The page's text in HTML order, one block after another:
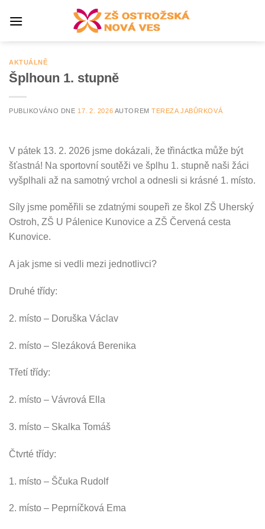
AKTUÁLNĚ
Šplhoun 1. stupně
PUBLIKOVÁNO DNE 17. 2. 2026 AUTOREMTEREZA JABŮRKOVÁ
V pátek 13. 2. 2026 jsme dokázali, že třináctka může být
šťastná! Na sportovní soutěži ve šplhu 1. stupně naši žáci
vyšplhali až na samotný vrchol a odnesli si krásné 1. místo.
Síly jsme poměřili se zdatnými soupeři ze škol ZŠ Uherský
Ostroh, ZŠ U Pálenice Kunovice a ZŠ Červená cesta
Kunovice.
A jak jsme si vedli mezi jednotlivci?
Druhé třídy:
2. místo – Doruška Václav
2. místo – Slezáková Berenika
Třetí třídy:
2. místo – Vávrová Ella
3. místo – Skalka Tomáš
Čtvrté třídy:
1. místo – Ščuka Rudolf
2. místo – Peprníčková Ema